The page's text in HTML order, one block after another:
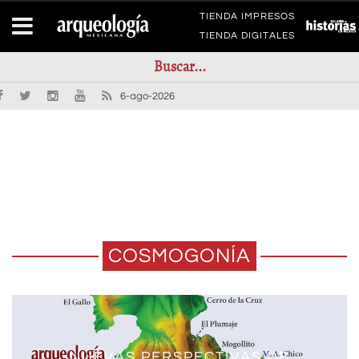
TIENDA IMPRESOS
TIENDA DIGITALES
6-ago-2026
COSMOGONÍA